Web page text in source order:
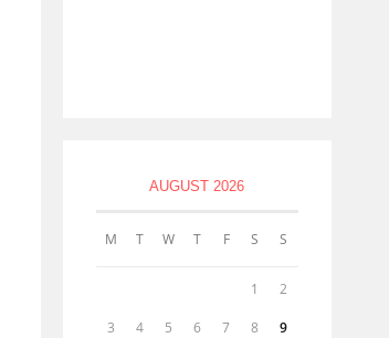
AUGUST 2026
M T W T F S S
1 2
3 4 5 6 7 8 9